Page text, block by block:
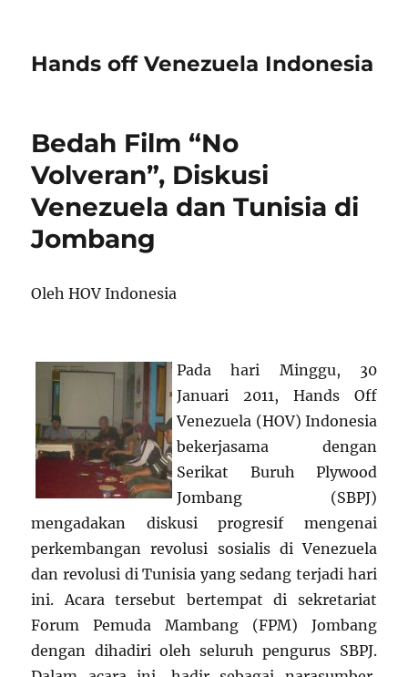
Hands off Venezuela Indonesia
Bedah Film “No
Volveran”, Diskusi
Venezuela dan Tunisia di
Jombang
Oleh HOV Indonesia
Pada hari Minggu, 30
Januari 2011, Hands Off
Venezuela (HOV) Indonesia
bekerjasama dengan
Serikat Buruh Plywood
Jombang (SBPJ)
mengadakan diskusi progresif mengenai
perkembangan revolusi sosialis di Venezuela
dan revolusi di Tunisia yang sedang terjadi hari
ini. Acara tersebut bertempat di sekretariat
Forum Pemuda Mambang (FPM) Jombang
dengan dihadiri oleh seluruh pengurus SBPJ.